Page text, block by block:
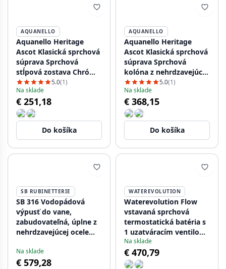
AQUANELLO
Aquanello Heritage
Ascot Klasická sprchová
súprava Sprchová
stĺpová zostava Chróm
CR-2003-HA
5.0(1)
Na sklade
€ 251,18
Do košíka
AQUANELLO
Aquanello Heritage
Ascot Klasická sprchová
súprava Sprchová
kolóna z nehrdzavejúcej
ocele NC-2003-HA
5.0(1)
Na sklade
€ 368,15
Do košíka
SB RUBINETTERIE
SB 316 Vodopádová
výpusť do vane,
zabudovateľná, úplne z
nehrdzavejúcej ocele
Na sklade
€ 579,28
WATEREVOLUTION
Waterevolution Flow
vstavaná sprchová
termostatická batéria s
1 uzatváracím ventilom,
matná čierna
1208920977
Na sklade
€ 470,79